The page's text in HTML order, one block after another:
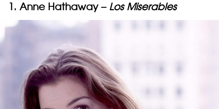
1. Anne Hathaway – Los Miserables